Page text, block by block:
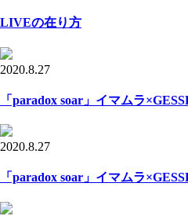
LIVEの在り方
2020.8.27
「paradox soar」イマムラ
2020.8.27
「paradox soar」イマムラ